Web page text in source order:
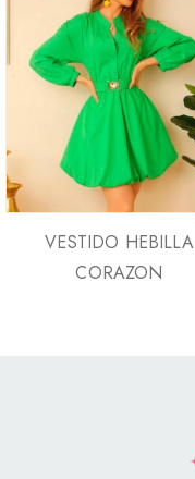
VESTIDO HEBILLA
CORAZON